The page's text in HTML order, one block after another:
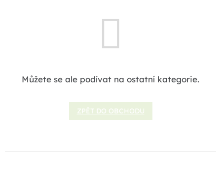
Můžete se ale podívat na ostatní kategorie.
ZPĚT DO OBCHODU